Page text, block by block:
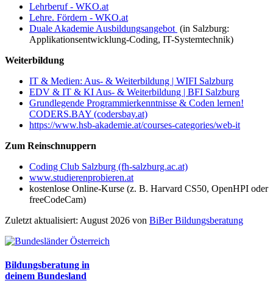
Lehrberuf - WKO.at
Lehre. Fördern - WKO.at
Duale Akademie Ausbildungsangebot (in Salzburg:
Applikationsentwicklung-Coding, IT-Systemtechnik)
Weiterbildung
IT & Medien: Aus- & Weiterbildung | WIFI Salzburg
EDV & IT & KI Aus- & Weiterbildung | BFI Salzburg
Grundlegende Programmierkenntnisse & Coden lernen!
CODERS.BAY (codersbay.at)
https://www.hsb-akademie.at/courses-categories/web-it
Zum Reinschnuppern
Coding Club Salzburg (fh-salzburg.ac.at)
www.studierenprobieren.at
kostenlose Online-Kurse (z. B. Harvard CS50, OpenHPI oder
freeCodeCam)
Zuletzt aktualisiert: August 2026 von BiBer Bildungsberatung
Bildungsberatung in
deinem Bundesland